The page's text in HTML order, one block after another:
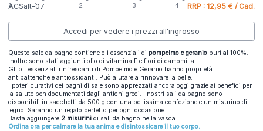
ACSalt-07 RRP : 12,95 € / Cad.
Accedi per vedere i prezzi all'ingrosso
Questo sale da bagno contiene oli essenziali di pompelmo e geranio puri al 100%.
Inoltre sono stati aggiunti olio di vitamina E e fiori di camomilla.
Gli oli essenziali rinfrescanti di Pompelmo e Geranio hanno proprietà
antibatteriche e antiossidanti. Può aiutare a rinnovare la pelle.
I poteri curativi dei bagni di sale sono apprezzati ancora oggi grazie ai benefici per
la salute ben documentati dagli antichi greci. I nostri sali da bagno sono
disponibili in sacchetti da 500 g con una bellissima confezione e un misurino di
legno. Saranno un regalo perfetto per ogni occasione.
Basta aggiungere 2 misurini di sali da bagno nella vasca.
Ordina ora per calmare la tua anima e disintossicare il tuo corpo.